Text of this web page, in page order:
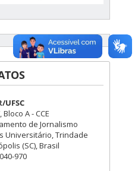
UFSC
Bloco A - CCE
de Jornalismo
Universitário, Trindade
(SC), Brasil
970